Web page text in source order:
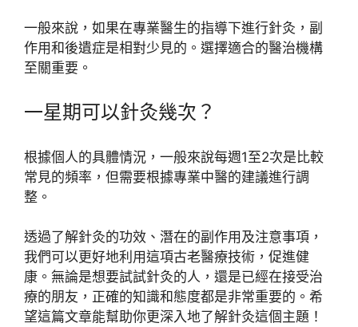
一般來說，如果在專業醫生的指導下進行針灸，副
作用和後遺症是相對少見的。選擇適合的醫治機構
至關重要。
一星期可以針灸幾次？
根據個人的具體情況，一般來說每週1至2次是比較
常見的頻率，但需要根據專業中醫的建議進行調
整。
透過了解針灸的功效、潛在的副作用及注意事項，
我們可以更好地利用這項古老醫療技術，促進健
康。無論是想要試試針灸的人，還是已經在接受治
療的朋友，正確的知識和態度都是非常重要的。希
望這篇文章能幫助你更深入地了解針灸這個主題！